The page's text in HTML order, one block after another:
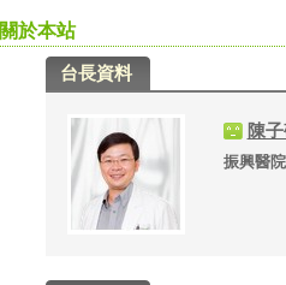
關於本站
台長資料
陳
振興醫